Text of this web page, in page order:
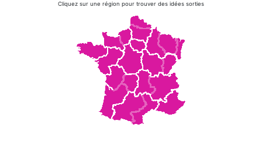
Cliquez sur une région pour trouver des idées sorties